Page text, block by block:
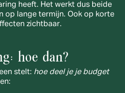
heeft. Het werkt dus beide
op lange termijn. Ook op korte
zichtbaar.
hoe dan?
stelt: hoe deel je je budget